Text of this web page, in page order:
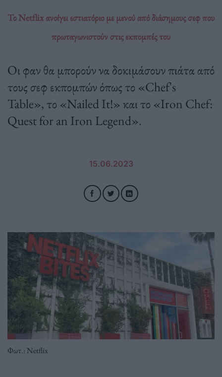
Το Netflix ανοίγει εστιατόριο με μενού από διάσημους σεφ που
πρωταγωνιστούν στις εκπομπές του
Οι φαν θα μπορούν να δοκιμάσουν πιάτα από
τους σεφ εκπομπών όπως το «Chef's
Table», το «Nailed It!» και το «Iron Chef:
Quest for an Iron Legend».
15.06.2023
Φωτ.: Netflix